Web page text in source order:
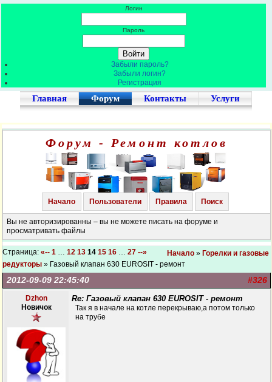
Логин
Пароль
Забыли пароль?
Забыли логин?
Регистрация
Главная Форум Контакты Услуги
Форум - Ремонт котлов
Начало Пользователи Правила Поиск
Вы не авторизированны – вы не можете писать на форуме и
просматривать файлы
Страница: «-- 1 … 12 13 14 15 16 … 27 --» Начало » Горелки и газовые
редукторы » Газовый клапан 630 EUROSIT - ремонт
#326
2012-09-09 22:45:40
Dzhon
Новичок
Re: Газовый клапан 630 EUROSIT - ремонт
Так я в начале на котле перекрываю,а потом только
на трубе